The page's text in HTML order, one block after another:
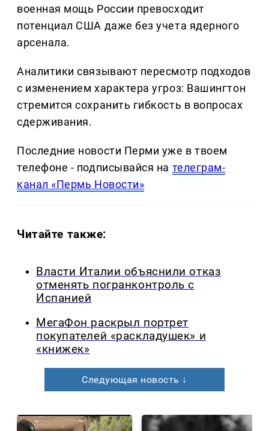
военная мощь России превосходит
потенциал США даже без учета ядерного
арсенала.
Аналитики связывают пересмотр подходов
с изменением характера угроз: Вашингтон
стремится сохранить гибкость в вопросах
сдерживания.
Последние новости Перми уже в твоем
телефоне - подписывайся на телеграм-
канал «Пермь Новости»
Читайте также:
Власти Италии объяснили отказ
отменять погранконтроль с
Испанией
МегаФон раскрыл портрет
покупателей «раскладушек» и
«книжек»
Следующая новость ↓